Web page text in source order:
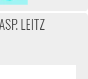
LEITZ